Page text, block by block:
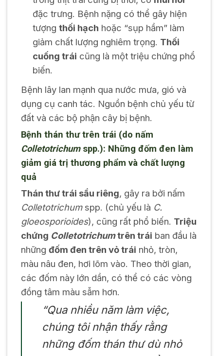
đặc trưng. Bệnh nặng có thể gây hiện
tượng thối hạch hoặc “sụp hầm” làm
giảm chất lượng nghiêm trọng. Thối
cuống trái cũng là một triệu chứng phổ
biến.
Bệnh lây lan mạnh qua nước mưa, gió và
dụng cụ canh tác. Nguồn bệnh chủ yếu từ
đất và các bộ phận cây bị bệnh.
Bệnh thán thư trên trái (do nấm
Colletotrichumspp.): Những đốm đen làm
giảm giá trị thương phẩm và chất lượng
quả
Thán thư trái sầu riêng, gây ra bởi nấm
Colletotrichumspp. (chủ yếu là C.
gloeosporioides), cũng rất phổ biến. Triệu
chứng Colletotrichumtrên trái ban đầu là
những đốm đen trên vỏ trái nhỏ, tròn,
màu nâu đen, hơi lõm vào. Theo thời gian,
các đốm này lớn dần, có thể có các vòng
đồng tâm màu sẫm hơn.
“Qua nhiều năm làm việc,
chúng tôi nhận thấy rằng
những đốm thán thư dù nhỏ